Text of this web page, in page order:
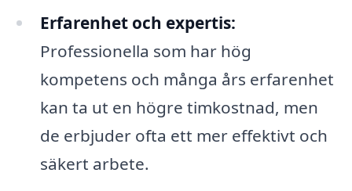
Erfarenhet och expertis:
Professionella som har hög
kompetens och många års erfarenhet
kan ta ut en högre timkostnad, men
de erbjuder ofta ett mer effektivt och
säkert arbete.